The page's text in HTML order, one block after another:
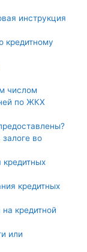
инструкция
кредитному
числом
по ЖКХ
во
кредитных
кредитной
или